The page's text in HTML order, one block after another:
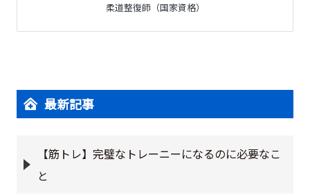
柔道整復師（国家資格）
最新記事
【筋トレ】完璧なトレーニーになるのに必要なこ
と